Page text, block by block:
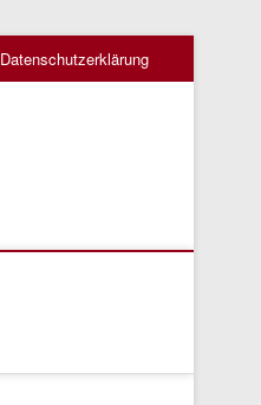
Datenschutzerklärung